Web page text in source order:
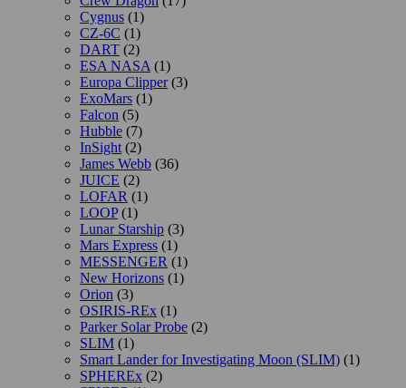
Cygnus (1)
CZ-6C (1)
DART (2)
ESA NASA (1)
Europa Clipper(3)
ExoMars (1)
Falcon (5)
Hubble (7)
InSight (2)
James Webb (36)
JUICE (2)
LOFAR (1)
LOOP(1)
Lunar Starship (3)
Mars Express (1)
MESSENGER (1)
New Horizons (1)
Orion (3)
OSIRIS-REx (1)
Parker Solar Probe (2)
SLIM (1)
Smart Lander for Investigating Moon (SLIM) (1)
SPHEREx (2)